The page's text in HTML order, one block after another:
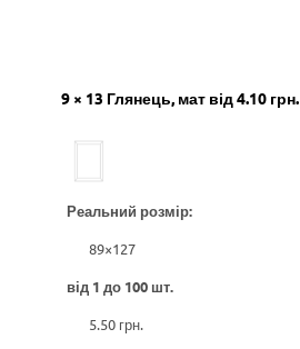
9 × 13 Глянець, мат від 4.10 грн.
Реальний розмір:
від 1 до 100 шт.
89×127
5.50 грн.